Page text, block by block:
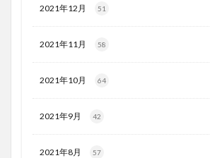
2021年12月 51
2021年11月 58
2021年10月 64
2021年9月 42
2021年8月 57